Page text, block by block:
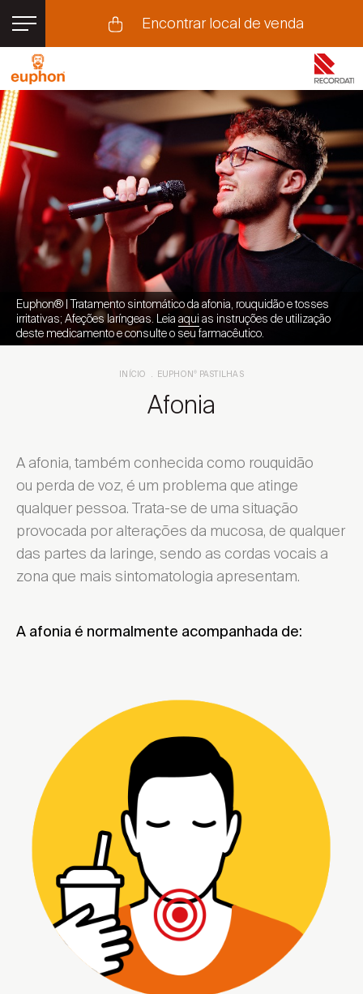
Encontrar local de venda
Pastilhas para a Garganta
Rouquidão
Tosse
Cuidados com a voz
Euphon® | Tratamento sintomático da afonia, rouquidão e tosses
irritativas; Afeções laríngeas. Leia aqui as instruções de utilização
deste medicamento e consulte o seu farmacêutico.
INÍCIO EUPHON PASTILHAS
Afonia
A afonia, também conhecida como rouquidão
ou perda de voz, é um problema que atinge
qualquer pessoa. Trata-se de uma situação
provocada por alterações da mucosa, de qualquer
das partes da laringe, sendo as cordas vocais a
zona que mais sintomatologia apresentam.
A afonia é normalmente acompanhada de: